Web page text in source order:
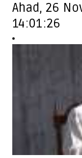
Ahad, 26
14:01:26